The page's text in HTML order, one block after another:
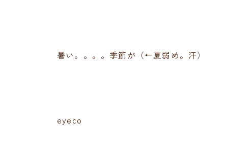
暑い。。。。季節が（←夏弱め。汗）
eyeco